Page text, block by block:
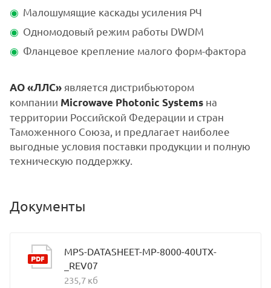
Малошумящие каскады усиления РЧ
Одномодовый режим работы DWDM
Фланцевое крепление малого форм-фактора
АО «ЛЛС» является дистрибьютором
компании Microwave Photonic Systems на
территории Российской Федерации и стран
Таможенного Союза, и предлагает наиболее
выгодные условия поставки продукции и полную
техническую поддержку.
Документы
MPS-DATASHEET-MP-8000-40UTX-
_REV07
235,7 кб